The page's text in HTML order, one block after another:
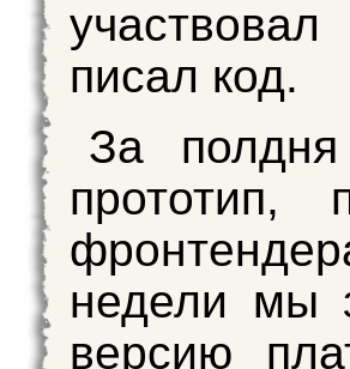
писал код.
За
прототип,
недели мы
версию